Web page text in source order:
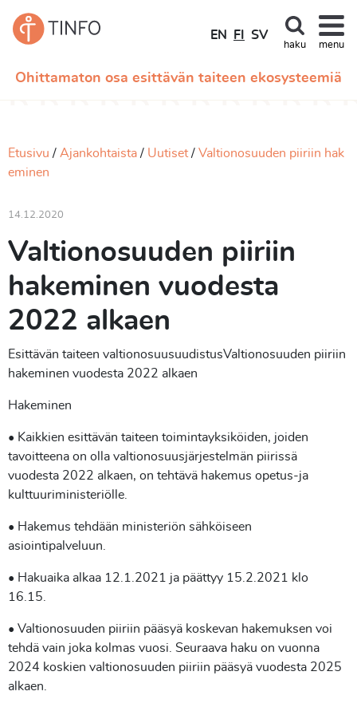
Ohittamaton osa esittävän taiteen ekosysteemiä
EN FI SV
haku menu
Etusivu Ajankohtaista Uutiset
Valtionosuuden piiriin hak
eminen
14.12.2020
Valtionosuuden piiriin
hakeminen vuodesta
2022 alkaen
Esittävän taiteen valtionosuusuudistusValtionosuuden piiriin
hakeminen vuodesta 2022 alkaen
Hakeminen
• Kaikkien esittävän taiteen toimintayksiköiden, joiden
tavoitteena on olla valtionosuusjärjestelmän piirissä
vuodesta 2022 alkaen, on tehtävä hakemus opetus-ja
kulttuuriministeriölle.
• Hakemus tehdään ministeriön sähköiseen
asiointipalveluun.
• Hakuaika alkaa 12.1.2021 ja päättyy 15.2.2021 klo
16.15.
• Valtionosuuden piiriin pääsyä koskevan hakemuksen voi
tehdä vain joka kolmas vuosi. Seuraava haku on vuonna
2024 koskien valtionosuuden piiriin pääsyä vuodesta 2025
alkaen.